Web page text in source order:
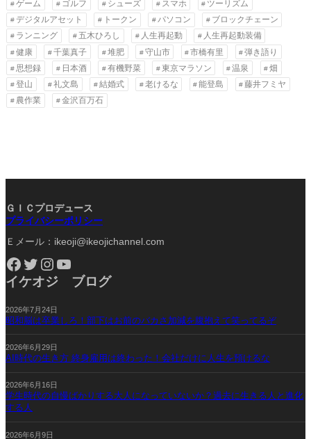
ゲーム
ゴルフ シューズ スマホ
ツーリズム
デジタルアセット
トークン パソコン
ブロックチェーン
ランニング
五木ひろし 人生再起動
人生再起動装備
健康
千葉真子 堆肥 守山市 市橋有里
弾き語り
思想録
日本酒 有機野菜 東京マラソン 温泉
畑
登山
礼文島 結婚式 老けるな 能登島
藤井フミヤ
農作業
金沢百万石
ＧＩＣプロデュース
プライバシーポリシー
Ｅメール：ikeoji@ikeojichannel.com
Facebook Twitter Instagram YouTube
イケオジ ブログ
2026年7月24日
昭和脳は卒業しろ！部下はお前のバカさ加減を腹抱えて笑ってるぞ
2026年6月29日
AI時代の生き方 終身雇用は終わった！会社だけに人生を預けるな
2026年6月16日
学生時代の自慢ばかりする大人になっていないか？過去に生きる人と進化
する人
2026年6月9日